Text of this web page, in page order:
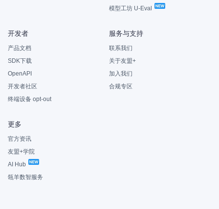
模型工坊 U-Eval
开发者
产品文档
SDK下载
OpenAPI
开发者社区
终端设备 opt-out
服务与支持
联系我们
关于友盟+
加入我们
合规专区
更多
官方资讯
友盟+学院
AI Hub
瓴羊数智服务